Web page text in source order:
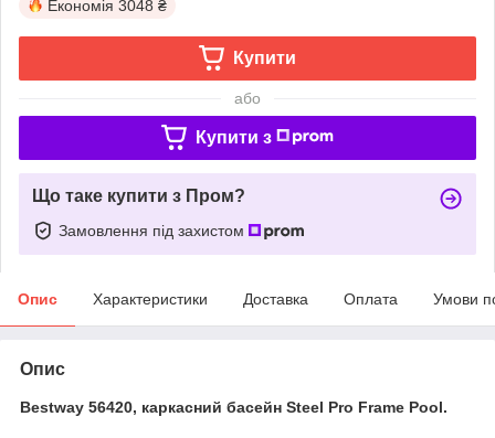
Економія 3048 ₴
Купити
або
Купити з
Що таке купити з Пром?
Замовлення під захистом
Опис Характеристики Доставка Оплата Умови
Опис
Bestway 56420, каркасний басейн Steel Pro Frame Pool.